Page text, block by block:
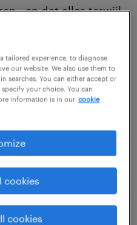
- en dat alles terwijl
gewaardeerd
met een groot,
is een complexe
van talent en
van de ene met
business units en
heen.
tailored experience, to diagnose
our website. We also use them to
searches. You can either accept or
your choice. You can
information is in our cookie
cookies
cookies